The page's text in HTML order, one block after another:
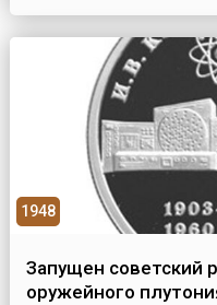
укрепление
информирования
пропаганд...
1948
Запущен советский
оружейного